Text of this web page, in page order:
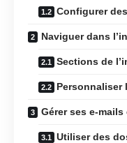
Configurer
Naviguer dans
Sections de
Personnaliser
Gérer ses e-
Utiliser des